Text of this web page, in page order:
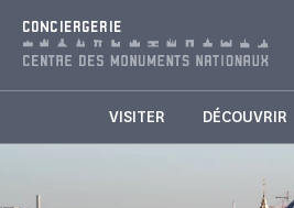
CONCIERGERIE
VISITER DÉCOUVRIR